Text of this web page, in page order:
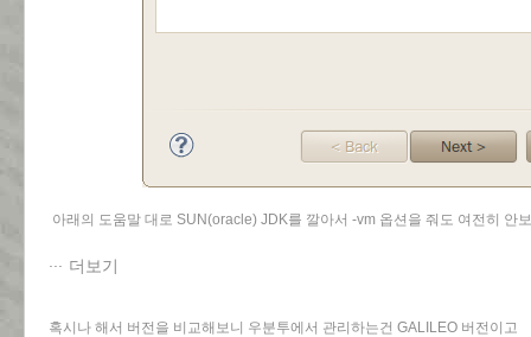
아래의 도움말 대로 SUN(oracle) JDK를 깔아서 -vm 옵션을 줘도 여전히 안
더보기
혹시나 해서 버전을 비교해보니 우분투에서 관리하는건 GALILEO 버전이고